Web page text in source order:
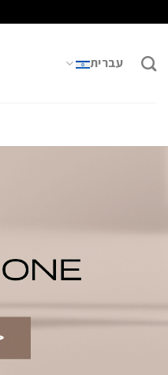
to
עברית